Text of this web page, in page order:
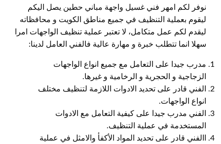
نوفر لكم امهر فني غسيل واجهة مباني حطين يصل اليكم
ليقوم بعملية التنظيف في جميع مناطق الكويت و محافظاته
ليقدم لكم عمل متكامل، لا تعتبر عملية تنظيف الواجهات امرا
سهلا انما تتطلب خبرة و مهارة عالية فالفني العامل لدينا:
مدرب جيدا على التعامل مع جميع انواع الواجهات
الزجاجية و الحجرية و الرخامية و غيرها.
الفني قادر على تحديد الادوات اللازمة لتنظيف مختلف
انواع الواجهات.
الفني مدرب جيدا على كيفية التعامل مع الادوات
المستخدمة في عملية التنظيف.
االفني قادر على تحديد المواد الأكفأ والامثل في عملية